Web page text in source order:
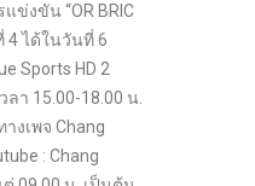
ข่งขัน “OR BRIC
4 ได้ในวันที่ 6
Sports HD 2
ลา 15.00-18.00 น.
งเพจ Chang
: Chang